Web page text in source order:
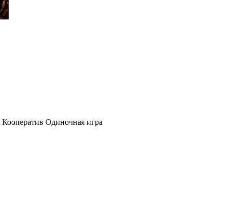
Кооператив Одиночная игра